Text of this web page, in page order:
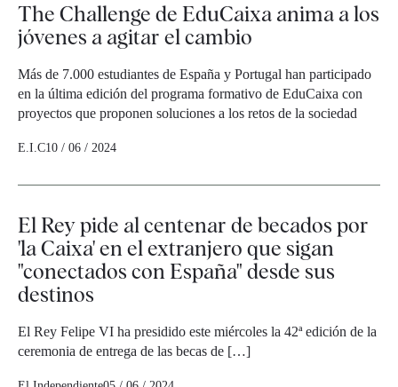
The Challenge de EduCaixa anima a los
jóvenes a agitar el cambio
Más de 7.000 estudiantes de España y Portugal han participado
en la última edición del programa formativo de EduCaixa con
proyectos que proponen soluciones a los retos de la sociedad
E.I.C10 / 06 / 2024
El Rey pide al centenar de becados por
'la Caixa' en el extranjero que sigan
"conectados con España" desde sus
destinos
El Rey Felipe VI ha presidido este miércoles la 42ª edición de la
ceremonia de entrega de las becas de […]